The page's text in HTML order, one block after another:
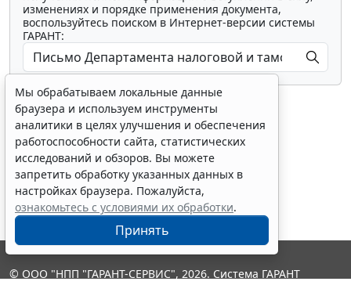
изменениях и порядке применения документа,
воспользуйтесь поиском в Интернет-версии системы
ГАРАНТ:
Показать все материалы
Мы обрабатываем локальные данные
браузера и используем инструменты
аналитики в целях улучшения и обеспечения
работоспособности сайта, статистических
исследований и обзоров. Вы можете
запретить обработку указанных данных в
настройках браузера. Пожалуйста,
ознакомьтесь с условиями их обработки.
Принять
© ООО "НПП "ГАРАНТ-СЕРВИС", 2026. Система ГАРАНТ